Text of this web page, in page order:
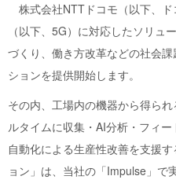
株式会社NTTドコモ（以下、
（以下、5G）に対応したソリュ
づくり、働き方改革などの社会
ションを提供開始します。
その内、工場内の機器から得ら
ルタイムに収集・AI分析・フィ
自動化による生産性改善を支援
ョン」は、当社の「Impulse」で